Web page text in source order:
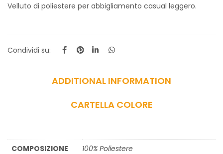
Velluto di poliestere per abbigliamento casual leggero.
Condividi su:
ADDITIONAL INFORMATION
CARTELLA COLORE
COMPOSIZIONE
100% Poliestere